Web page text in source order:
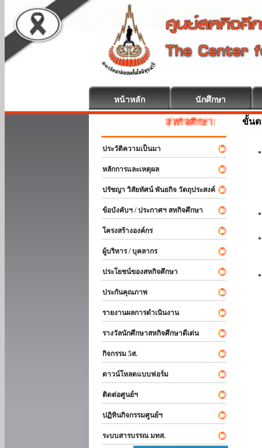
หน้าหลัก นักศึกษา
สหกิจศึกษา ยินดีต้อนรับ
ประวัติความเป็นมา
หลักการและเหตุผล
ปรัชญา วิสัยทัศน์ พันธกิจ วัตถุประสงค์
ข้อบังคับฯ / ประกาศฯ สหกิจศึกษา
โครงสร้างองค์กร
ผู้บริหาร / บุคลากร
ประโยชน์ของสหกิจศึกษา
ประกันคุณภาพ
รายงานผลการดำเนินงาน
รางวัลนักศึกษาสหกิจศึกษาดีเด่น
กิจกรรม 5ส.
ดาวน์โหลดแบบฟอร์ม
ติดต่อศูนย์ฯ
ปฏิทินกิจกรรมศูนย์ฯ
ระบบสารบรรณ มทส.
ขั้นต